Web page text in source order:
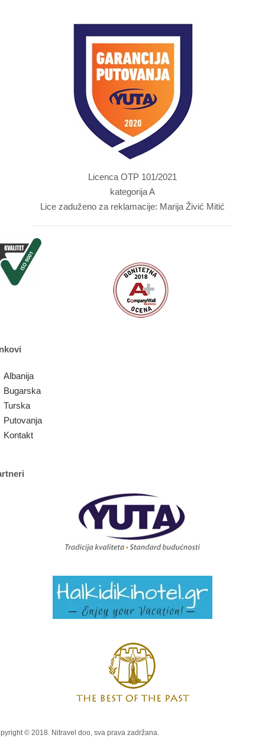
Licenca OTP 101/2021
kategorija A
Lice zaduženo za reklamacije: Marija Živić Mitić
Albanija
Bugarska
Turska
Putovanja
Kontakt
© 2018. Nitravel doo, sva prava zadržana.